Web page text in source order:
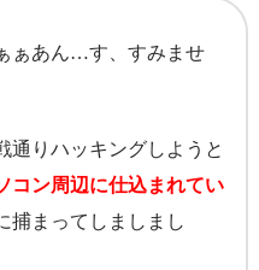
ぁあん…す、すみませ
通りハッキングしようと
コン周辺に仕込まれてい
捕まってしましまし